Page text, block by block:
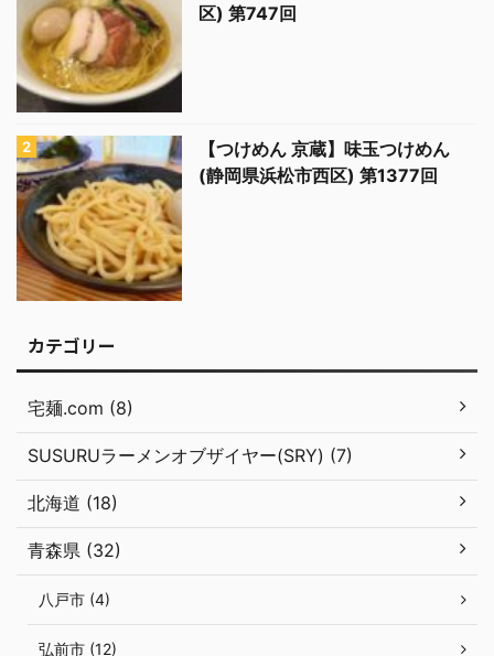
区) 第747回
【つけめん 京蔵】味玉つけめん
(静岡県浜松市西区) 第1377回
カテゴリー
宅麺.com (8)
SUSURUラーメンオブザイヤー(SRY) (7)
北海道 (18)
青森県 (32)
八戸市 (4)
弘前市 (12)